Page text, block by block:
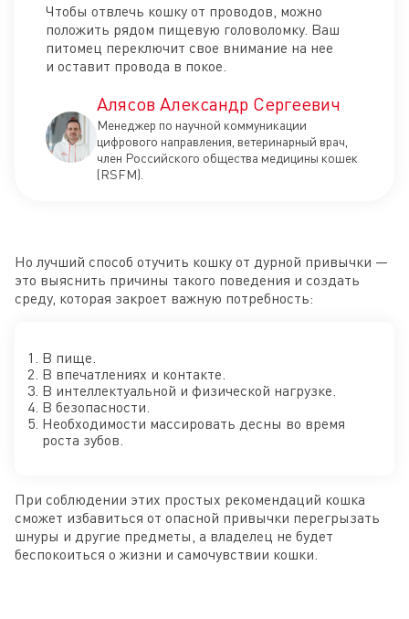
Чтобы отвлечь кошку от проводов, можно
положить рядом пищевую головоломку. Ваш
питомец переключит свое внимание на нее
и оставит провода в покое.
Алясов Александр Сергеевич
Менеджер по научной коммуникации
цифрового направления, ветеринарный врач,
член Российского общества медицины кошек
(RSFM).
Но лучший способ отучить кошку от дурной привычки —
это выяснить причины такого поведения и создать
среду, которая закроет важную потребность:
В пище.
В впечатлениях и контакте.
В интеллектуальной и физической нагрузке.
В безопасности.
Необходимости массировать десны во время
роста зубов.
При соблюдении этих простых рекомендаций кошка
сможет избавиться от опасной привычки перегрызать
шнуры и другие предметы, а владелец не будет
беспокоиться о жизни и самочувствии кошки.